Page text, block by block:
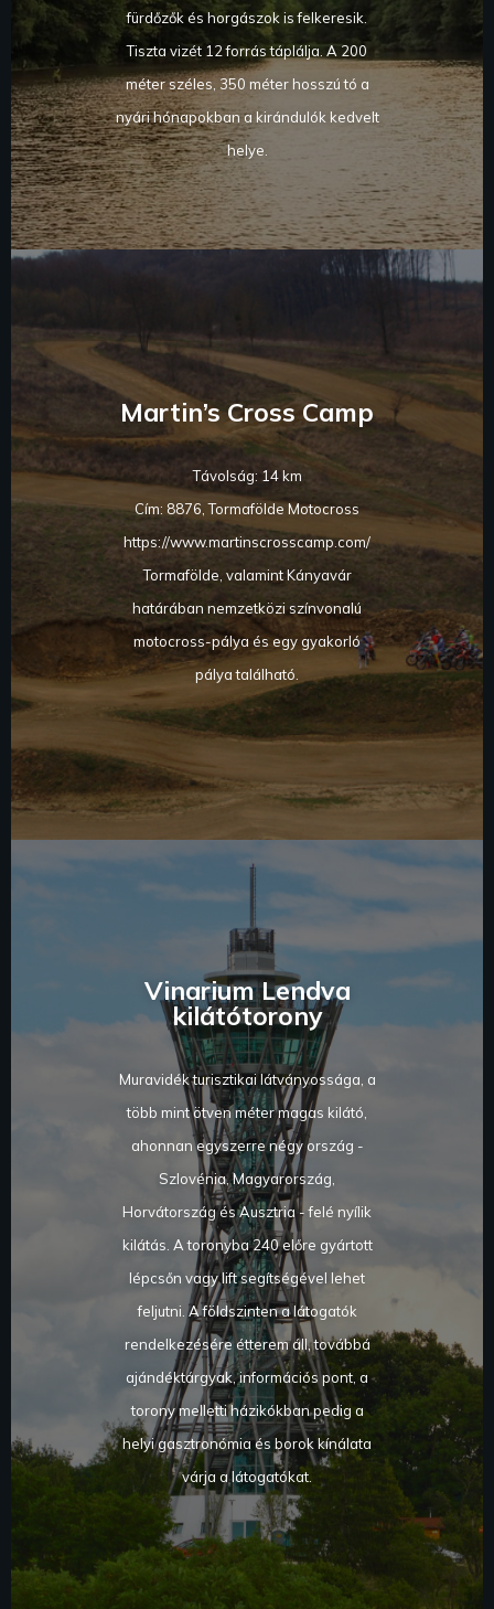
fürdőzők és horgászok is felkeresik.
Tiszta vizét 12 forrás táplálja. A 200
méter széles, 350 méter hosszú tó a
nyári hónapokban a kirándulók kedvelt
helye.
Martin’s Cross Camp
Távolság: 14 km
Cím: 8876, Tormafölde Motocross
https://www.martinscrosscamp.com/
Tormafölde, valamint Kányavár
határában nemzetközi színvonalú
motocross-pálya és egy gyakorló
pálya található.
Vinarium Lendva
kilátótorony
Muravidék turisztikai látványossága, a
több mint ötven méter magas kilátó,
ahonnan egyszerre négy ország -
Szlovénia, Magyarország,
Horvátország és Ausztria - felé nyílik
kilátás. A toronyba 240 előre gyártott
lépcsőn vagy lift segítségével lehet
feljutni. A földszinten a látogatók
rendelkezésére étterem áll, továbbá
ajándéktárgyak, információs pont, a
torony melletti házikókban pedig a
helyi gasztronómia és borok kínálata
várja a látogatókat.